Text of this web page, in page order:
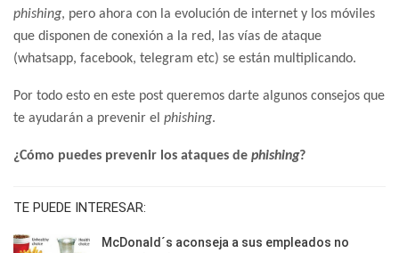
phishing, pero ahora con la evolución de internet y los móviles
que disponen de conexión a la red, las vías de ataque
(whatsapp, facebook, telegram etc) se están multiplicando.
Por todo esto en este post queremos darte algunos consejos que
te ayudarán a prevenir el phishing.
¿Cómo puedes prevenir los ataques de phishing?
TE PUEDE INTERESAR:
McDonald´s aconseja a sus empleados no